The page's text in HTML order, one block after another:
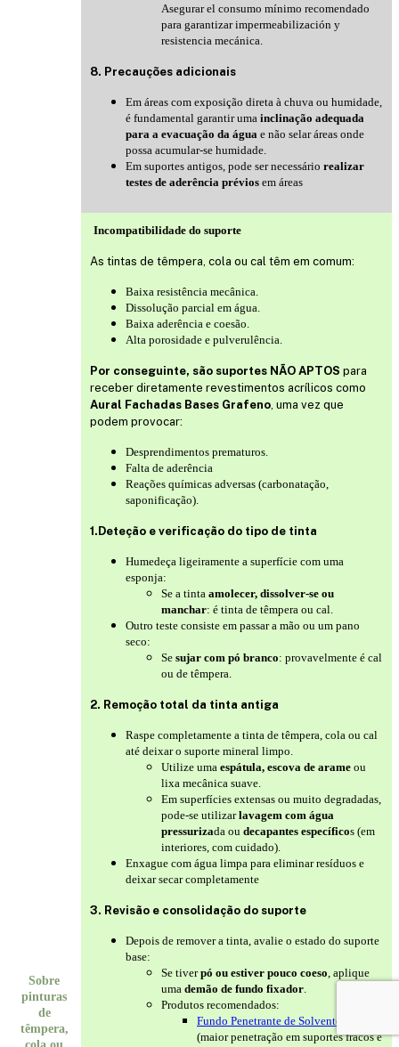
Asegurar el consumo mínimo recomendado
para garantizar impermeabilización y
resistencia mecánica.
8. Precauções adicionais
Em áreas com exposição direta à chuva ou humidade,
é fundamental garantir uma inclinação adequada
para a evacuação da água e não selar áreas onde
possa acumular-se humidade.
Em suportes antigos, pode ser necessário realizar
testes de aderência prévios em áreas
Sobre
pinturas
de
têmpera,
Incompatibilidade do suporte
As tintas de têmpera, cola ou cal têm em comum:
Baixa resistência mecânica.
Dissolução parcial em água.
Baixa aderência e coesão.
Alta porosidade e pulverulência.
Por conseguinte, são suportes NÃO APTOS para
receber diretamente revestimentos acrílicos como
Aural Fachadas Bases Grafeno , uma vez que
podem provocar:
Desprendimentos prematuros.
Falta de aderência
Reações químicas adversas (carbonatação,
saponificação).
1.Deteção e verificação do tipo de tinta
Humedeça ligeiramente a superfície com uma
esponja:
Se a tinta amolecer, dissolver-se ou
manchar: é tinta de têmpera ou cal.
Outro teste consiste em passar a mão ou um pano
seco:
Se sujar com pó branco: provavelmente é cal
ou de têmpera.
2. Remoção total da tinta antiga
Raspe completamente a tinta de têmpera, cola ou cal
até deixar o suporte mineral limpo.
Utilize uma espátula, escova de arame ou
lixa mecânica suave.
Em superfícies extensas ou muito degradadas,
pode-se utilizarlavagem com água
pressurizada ou decapantes específicos (em
interiores, com cuidado).
Enxague com água limpa para eliminar resíduos e
deixar secar completamente
3. Revisão e consolidação do suporte
Depois de remover a tinta, avalie o estado do suporte
base:
Se tiverpó ou estiver pouco coeso , aplique
uma demão de fundo fixador
Produtos recomendados:
Fundo Penetrante de Solvente Jafep
(maior penetração em suportes fracos e